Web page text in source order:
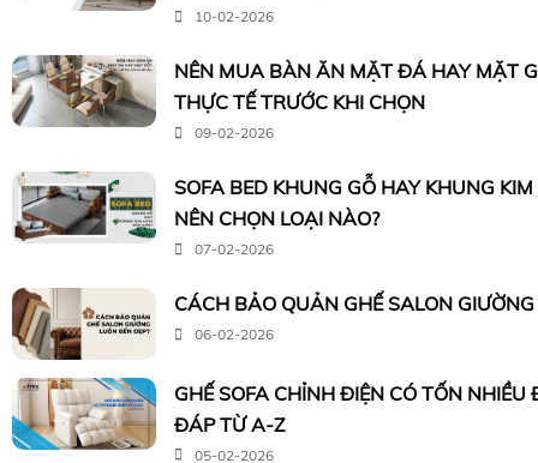
10-02-2026
NÊN MUA BÀN ĂN MẶT ĐÁ HAY MẶT
THỰC TẾ TRƯỚC KHI CHỌN
09-02-2026
SOFA BED KHUNG GỖ HAY KHUNG
NÊN CHỌN LOẠI NÀO?
07-02-2026
CÁCH BẢO QUẢN GHẾ SALON
06-02-2026
GHẾ SOFA CHỈNH ĐIỆN CÓ TỐN NHIỀU
ĐÁP TỪ A-Z
05-02-2026